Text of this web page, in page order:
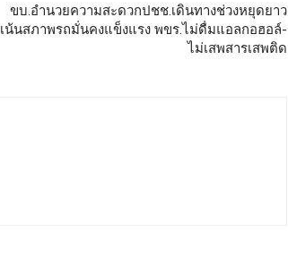
ขบ.อำนวยความสะดวกปชช.เดินทางช่วงหยุดยาว
เน้นสภาพรถมั่นคงแข็งแรง พขร.ไม่ดื่มแอลกอฮอล์-
ไม่เสพสารเสพติด